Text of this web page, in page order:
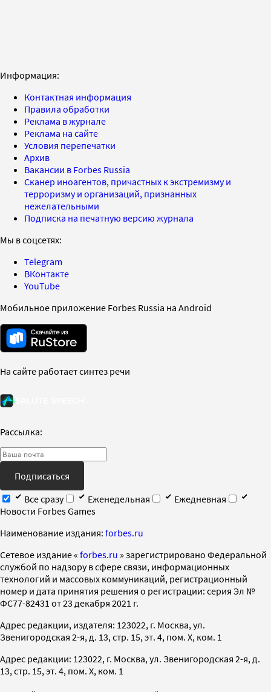
Информация:
Контактная информация
Правила обработки
Реклама в журнале
Реклама на сайте
Условия перепечатки
Архив
Вакансии в Forbes Russia
Сканер иноагентов, причастных к экстремизму и
терроризму и организаций, признанных
нежелательными
Подписка на печатную версию журнала
Мы в соцсетях:
Telegram
ВКонтакте
YouTube
Мобильное приложение Forbes Russia на Android
На сайте работает синтез речи
Рассылка:
Подписаться
Все сразу
Еженедельная
Ежедневная
Новости Forbes Games
Наименование издания: forbes.ru
Cетевое издание « forbes.ru » зарегистрировано Федеральной
службой по надзору в сфере связи, информационных
технологий и массовых коммуникаций, регистрационный
номер и дата принятия решения о регистрации: серия Эл №
ФС77-82431 от 23 декабря 2021 г.
Адрес редакции, издателя: 123022, г. Москва, ул.
Звенигородская 2-я, д. 13, стр. 15, эт. 4, пом. X, ком. 1
Адрес редакции: 123022, г. Москва, ул. Звенигородская 2-я, д.
13, стр. 15, эт. 4, пом. X, ком. 1